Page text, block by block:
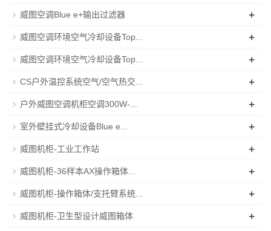
威图空调Blue e+输出过滤器 +
威图空调环境空气冷却设备Top... +
威图空调环境空气冷却设备Top... +
CS户外温控系统空气/空气热交... +
户外威图空调机柜空调300W-... +
室外壁挂式冷却设备Blue e... +
威图机柜-工业工作站 +
威图机柜-36样本AX操作箱体... +
威图机柜-操作箱体/支托臂系统... +
威图机柜-卫生型设计威图箱体
+